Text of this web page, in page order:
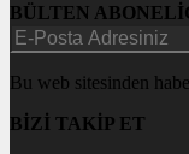
BÜLTEN
Bu web sitesinden
BİZİ TAKİP ET